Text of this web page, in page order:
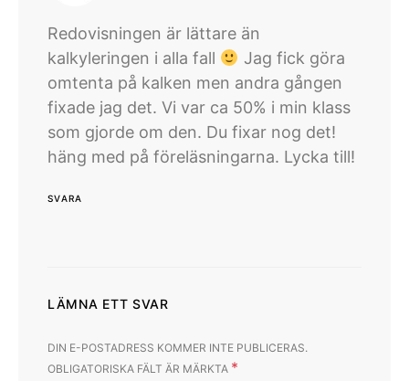
Redovisningen är lättare än
kalkyleringen i alla fall
Jag fick göra
omtenta på kalken men andra gången
fixade jag det. Vi var ca 50% i min klass
som gjorde om den. Du fixar nog det!
häng med på föreläsningarna. Lycka till!
SVARA
LÄMNA ETT SVAR
DIN E-POSTADRESS KOMMER INTE PUBLICERAS.
OBLIGATORISKA FÄLT ÄR MÄRKTA *